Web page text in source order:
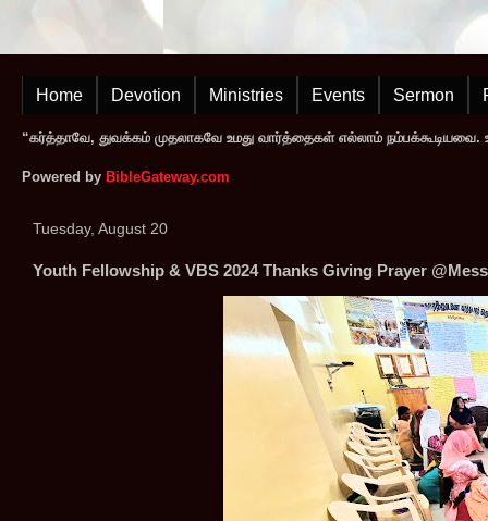
Home Devotion Ministries Events Sermon
“கர்த்தாவே, துவக்கம் முதலாகவே உமது வார்த்தைகள் எல்லாம் நம்பக்கூடியவை.
Powered by BibleGateway.com
Tuesday, August 20
Youth Fellowship & VBS 2024 Thanks Giving Prayer